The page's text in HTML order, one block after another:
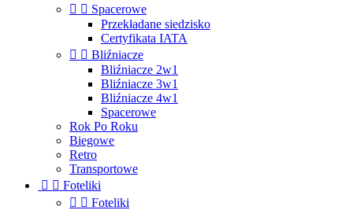
  Spacerowe
Przekładane siedzisko
Certyfikata IATA
  Bliźniacze
Bliźniacze 2w1
Bliźniacze 3w1
Bliźniacze 4w1
Spacerowe
Rok Po Roku
Biegowe
Retro
Transportowe
  Foteliki
  Foteliki